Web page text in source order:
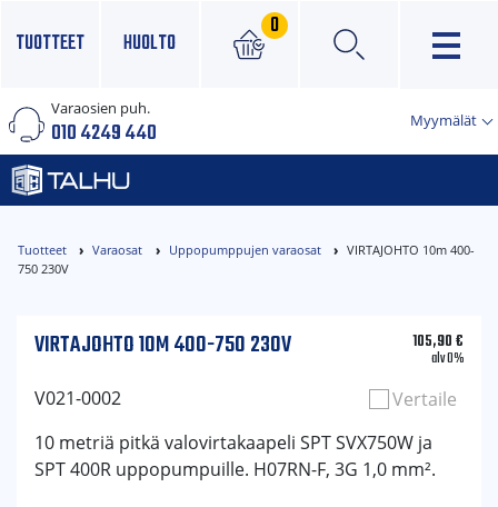
TUOTTEET HUOLTO
0
×
Varaosien puh.
010 4249 440 Myymälät
Tuotteet Varaosat Uppopumppujen varaosat
VIRTAJOHTO 10m 400-
750 230V
VIRTAJOHTO 10M 400-750 230V 105,90€
alv 0%
V021-0002
Vertaile
10 metriä pitkä valovirtakaapeli SPT SVX750W ja
SPT 400R uppopumpuille. H07RN-F, 3G 1,0 mm².